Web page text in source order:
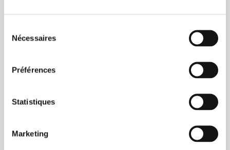
Nécessaires
Préférences
Statistiques
Marketing
Tasse à café réutilisable personnalisée format 40cl
(13,5oz).<br/>1 couleur d’impression.<br/>Parfait également
différentes couleurs.<br/>Livraison : 3 à 4
semaines<br/>Commande minimum : 2 boît
Prix unitaire: 2,97$CA /